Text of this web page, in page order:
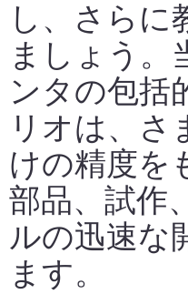
し、さらに
ましょう。
ンタの包括
リオは、さ
けの精度を
部品、試作
ルの迅速な
ます。